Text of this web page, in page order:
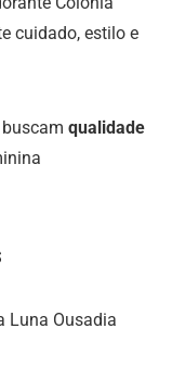
cuidado, estilo e
qualidade
Luna Ousadia